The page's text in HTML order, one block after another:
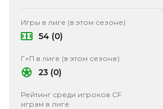
Игры в лиге (в этом сезоне)
54 (0)
Г+П в лиге (в этом сезоне)
23 (0)
Рейтинг среди игроков CF
играм в лиге